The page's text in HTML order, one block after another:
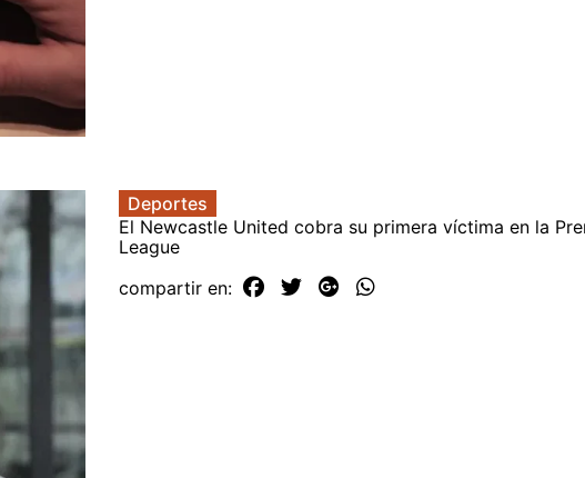
Deportes
El Newcastle United cobra su primera víctima en la
League
compartir en: